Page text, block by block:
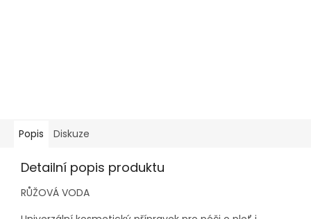
Popis Diskuze
Detailní popis produktu
RŮŽOVÁ VODA